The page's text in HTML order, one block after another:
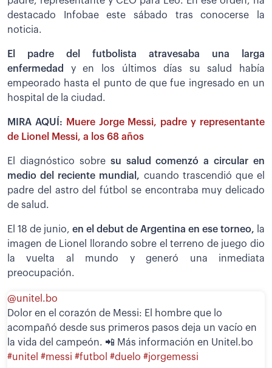
destacado Infobae este sábado tras conocerse la
noticia.
El padre del futbolista atravesaba una larga
enfermedad y en los últimos días su salud había
empeorado hasta el punto de que fue ingresado en un
hospital de la ciudad.
MIRA AQUÍ:
Muere Jorge Messi, padre y representante
de Lionel Messi, a los 68 años
El diagnóstico sobresu salud comenzó a circular en
medio del reciente mundial, cuando trascendió que el
padre del astro del fútbol se encontraba muy delicado
de salud.
El 18 de junio, en el debut de Argentina en ese torneo, la
imagen de Lionel llorando sobre el terreno de juego dio
la vuelta al mundo y generó una inmediata
preocupación.
@unitel.bo
Dolor en el corazón de Messi: El hombre que lo
acompañó desde sus primeros pasos deja un vacío en
la vida del campeón. 📲 Más información en Unitel.bo
#unitel #messi #futbol #duelo #jorgemessi